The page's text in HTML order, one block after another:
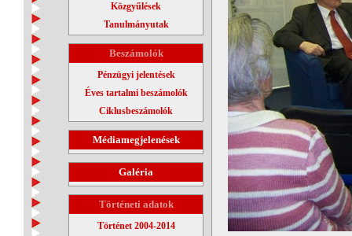
Közgyűlések
Tanulmányutak
Beszámolók
Pénzügyi jelentések
Éves tartalmi beszámolók
Ciklusbeszámolók
Médiamegjelenések
Galéria
Történeti adatok
Történet 2004-2014